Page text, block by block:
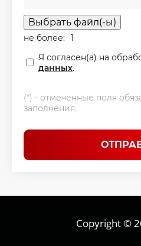
Выбрать файл(-ы)
не более:
1
Я согласен(а) на
данных.
(*) - отмеченные поля
заполнения.
Copyright ©